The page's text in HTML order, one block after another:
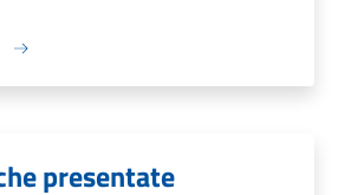
presentate